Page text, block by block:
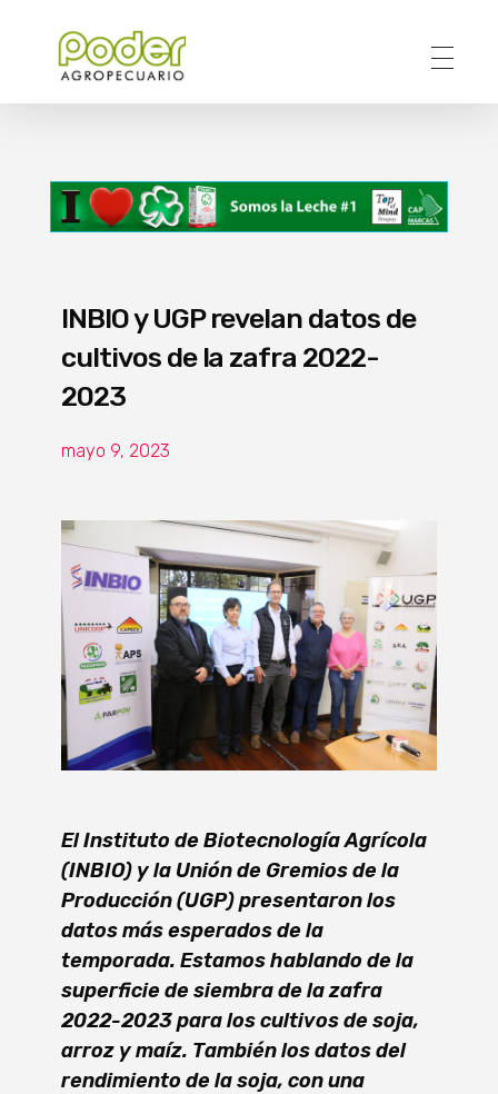
INBIO y UGP revelan datos de
cultivos de la zafra 2022-
2023
mayo 9, 2023
El Instituto de Biotecnología Agrícola
(INBIO) y la Unión de Gremios de la
Producción (UGP) presentaron los
datos más esperados de la
temporada. Estamos hablando de la
superficie de siembra de la zafra
2022-2023 para los cultivos de soja,
arroz y maíz. También los datos del
rendimiento de la soja, con una